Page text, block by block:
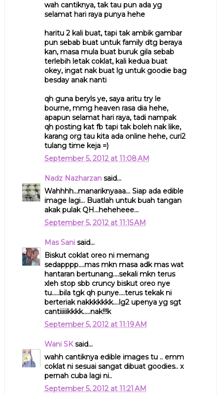
wah cantiknya, tak tau pun ada yg
selamat hari raya punya hehe
haritu 2 kali buat, tapi tak ambik gambar
pun sebab buat untuk family dtg beraya
kan, masa mula buat buruk gila sebab
terlebih letak coklat, kali kedua buat
okey, ingat nak buat lg untuk goodie bag
besday anak nanti
qh guna beryls ye, saya aritu try le
bourne, mmg heaven rasa dia hehe,
apapun selamat hari raya, tadi nampak
qh posting kat fb tapi tak boleh nak like,
karang org tau kita ada online hehe, curi2
tulang time keja =)
September 5, 2012 at 11:08 AM
Nadz Nazharzansaid...
Wahhhh...manariknyaaa... Siap ada edible
image lagi... Buatlah untuk buah tangan
akak pulak QH...heheheee...
September 5, 2012 at 11:15 AM
Mas Sanisaid...
Biskut coklat oreo ni memang
sedapppp....mas mkn masa adk mas wat
hantaran bertunang....sekali mkn terus
xleh stop sbb cruncy biskut oreo nye
tu.....bila tgk qh punye....terus tekak ni
berteriak nakkkkkkk....lg2 upenya yg sgt
cantiiiiikkkk.....nak!!!k
September 5, 2012 at 11:19 AM
Wani SKsaid...
wahh cantiknya edible images tu .. emm
coklat ni sesuai sangat dibuat goodies.. x
pernah cuba lagi ni..
September 5, 2012 at 11:21 AM